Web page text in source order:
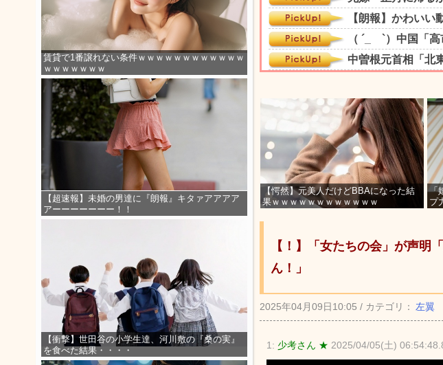
賃貸で1番譲れない条件ｗｗｗｗｗｗｗｗｗｗｗｗ
ｗｗｗｗｗｗｗ
【超速報】未婚の男達に『朗報』キタァアアアア
アーーーーーーー！！
【衝撃】世田谷の小学生達、河川敷の『桑の実』
を食べた結果・・・・
【愕然】元美人だけどBBAになった結
果ｗｗｗｗｗｗｗｗｗｗｗｗ
「
プ
【！】「女たちの会」が声明
ん！」
2025年04月09日10:05 / カテゴリ： 左翼
1: 少考さん ★ 2025/04/05(土)